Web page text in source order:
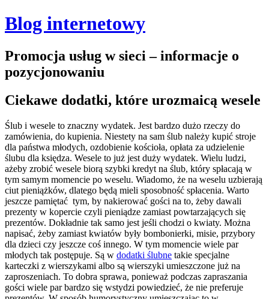
Blog internetowy
Promocja usług w sieci – informacje o
pozycjonowaniu
Ciekawe dodatki, które urozmaicą wesele
Ślub i wesele to znaczny wydatek. Jest bardzo dużo rzeczy do
zamówienia, do kupienia. Niestety na sam ślub należy kupić stroje
dla państwa młodych, ozdobienie kościoła, opłata za udzielenie
ślubu dla księdza. Wesele to już jest duży wydatek. Wielu ludzi,
ażeby zrobić wesele biorą szybki kredyt na ślub, który spłacają w
tym samym momencie po weselu. Wiadomo, że na weselu uzbierają
ciut pieniążków, dlatego będą mieli sposobność spłacenia. Warto
jeszcze pamiętać tym, by nakierować gości na to, żeby dawali
prezenty w kopercie czyli pieniądze zamiast powtarzających się
prezentów. Dokładnie tak samo jest jeśli chodzi o kwiaty. Można
napisać, żeby zamiast kwiatów były bombonierki, misie, przybory
dla dzieci czy jeszcze coś innego. W tym momencie wiele par
młodych tak postępuje. Są w dodatki ślubne takie specjalne
karteczki z wierszykami albo są wierszyki umieszczone już na
zaproszeniach. To dobra sprawa, ponieważ podczas zapraszania
gości wiele par bardzo się wstydzi powiedzieć, że nie preferuje